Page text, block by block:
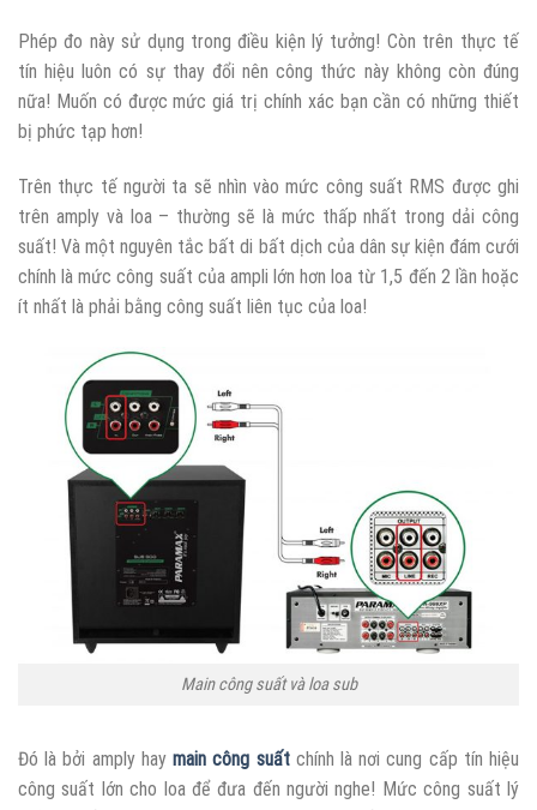
Phép đo này sử dụng trong điều kiện lý tưởng! Còn trên thực tế
tín hiệu luôn có sự thay đổi nên công thức này không còn đúng
nữa! Muốn có được mức giá trị chính xác bạn cần có những thiết
bị phức tạp hơn!
Trên thực tế người ta sẽ nhìn vào mức công suất RMS được ghi
trên amply và loa – thường sẽ là mức thấp nhất trong dải công
suất! Và một nguyên tắc bất di bất dịch của dân sự kiện đám cưới
chính là mức công suất của ampli lớn hơn loa từ 1,5 đến 2 lần hoặc
ít nhất là phải bằng công suất liên tục của loa!
Main công suất và loa sub
Đó là bởi amply haymain công suấtchính là nơi cung cấp tín hiệu
công suất lớn cho loa để đưa đến người nghe! Mức công suất lý